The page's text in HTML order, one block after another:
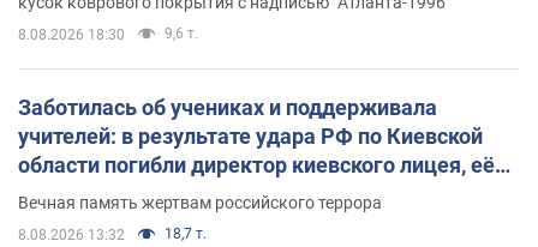
8.08.2026 18:30 9,6 т.
Заботилась об учениках и поддерживала
учителей: в результате удара РФ по Киевской
области погибли директор киевского лицея, её
муж и внук
Вечная память жертвам российского террора
8.08.2026 13:32 18,7 т.